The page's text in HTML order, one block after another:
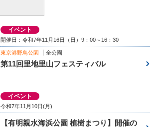
イベント
開催日：令和7年11月16日（日）9：00～16：30
東京港野鳥公園 全公園
第11回里地里山フェスティバル
イベント
令和7年11月10日(月)
【有明親水海浜公園 植樹まつり】開催の